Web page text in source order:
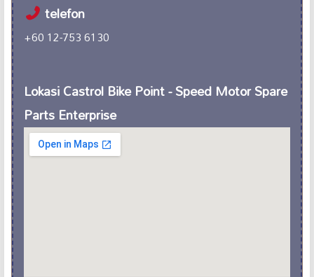
telefon
+60 12-753 6130
Lokasi Castrol Bike Point - Speed Motor Spare
Parts Enterprise